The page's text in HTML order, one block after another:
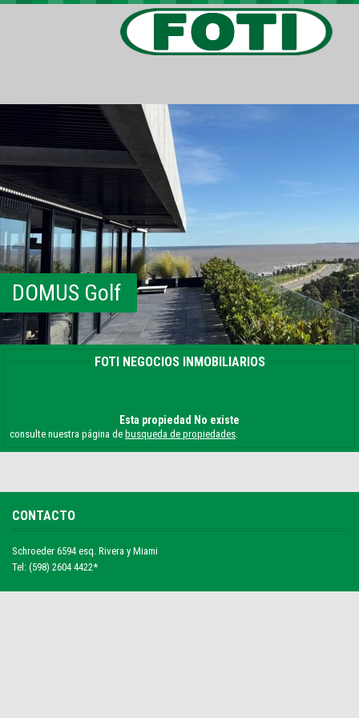
BARRIOS PRIVADOS
VIV. SOCIAL
CONTACTO
DOMUS Golf
FOTI NEGOCIOS INMOBILIARIOS
Esta propiedad No existe
consulte nuestra página de busqueda de propiedades.
CONTACTO
Schroeder 6594 esq. Rivera y Miami
Tel: (598) 2604 4422*